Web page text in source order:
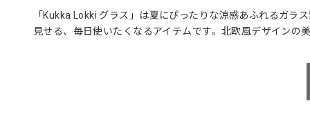
「Kukka Lokki グラス」は夏にぴったりな涼感あふれるガラ
見せる、毎日使いたくなるアイテムです。北欧風デザイン